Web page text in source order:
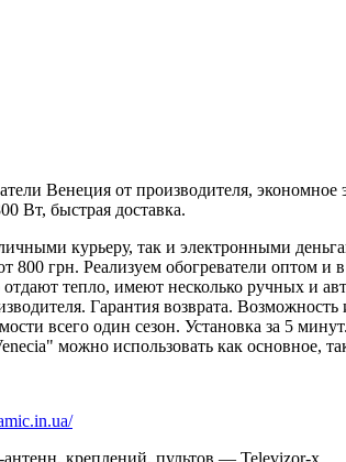
Венеция от производителя,
Вт, быстрая доставка.
курьеру, так и электронными
800 грн. Реализуем обогреватели оптом
тепло, имеют несколько ручных и
Гарантия возврата.
всего один сезон. Установка за 5
можно использовать как основное,
креплений, пультов — Televizor-x